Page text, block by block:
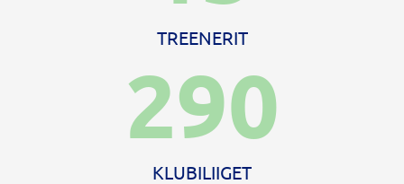
TREENERIT
KLUBILIIGET
290